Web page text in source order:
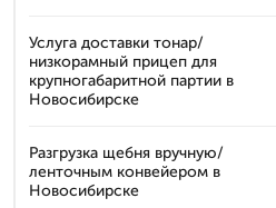
Услуга доставки тонар/
низкорамный прицеп для
крупногабаритной партии в
Новосибирске
Разгрузка щебня вручную/
ленточным конвейером в
Новосибирске